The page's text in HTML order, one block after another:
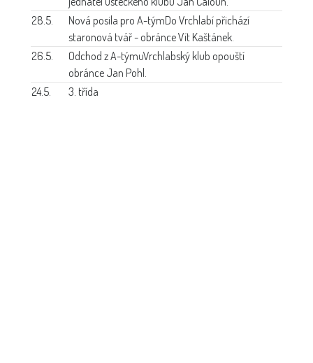
28.5.
Nová posila pro A-týmDo Vrchlabí přichází
staronová tvář - obránce Vít Kaštánek.
26.5.
Odchod z A-týmuVrchlabský klub opouští
obránce Jan Pohl.
24.5.
3. třída